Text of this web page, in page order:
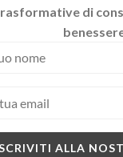
di